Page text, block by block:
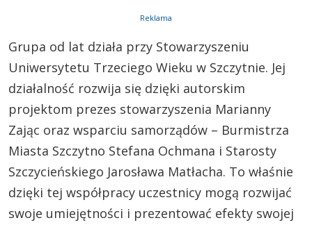
Reklama
Grupa od lat działa przy Stowarzyszeniu
Uniwersytetu Trzeciego Wieku w Szczytnie. Jej
działalność rozwija się dzięki autorskim
projektom prezes stowarzyszenia Marianny
Zając oraz wsparciu samorządów – Burmistrza
Miasta Szczytno Stefana Ochmana i Starosty
Szczycieńskiego Jarosława Matłacha. To właśnie
dzięki tej współpracy uczestnicy mogą rozwijać
swoje umiejętności i prezentować efekty swojej